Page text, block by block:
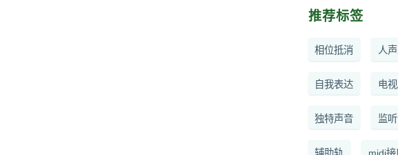
推荐标签
相位抵消 人
自我表达 电视
独特声音 监
辅助轨 midi接